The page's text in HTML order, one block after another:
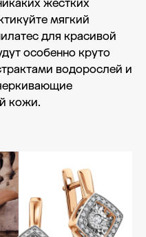
жестких
мягкий
для красивой
особенно круто
водорослей и
кожи.